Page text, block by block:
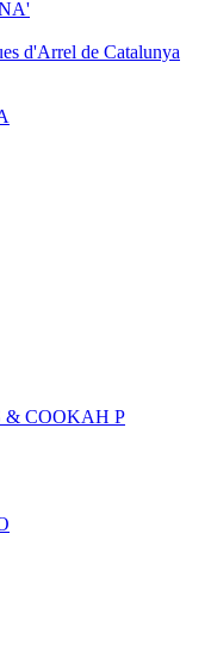
d'Arrel de Catalunya
& COOKAH P